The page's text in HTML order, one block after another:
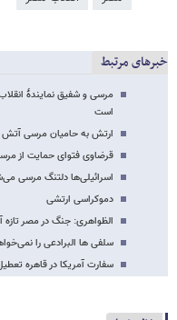
خبرهای مرتبط
مرسی و شفیق نمایندۀ
است
ارتش به حامیان مرسی
قرضاوی فتوای حمایت از
اسرائیلی‌ها دلتنگ مرسی
دموکراسی ارتشی
الظواهری: جنگ در مصر
سلفی ها البرادعی را
سفارت آمریکا در قاهره